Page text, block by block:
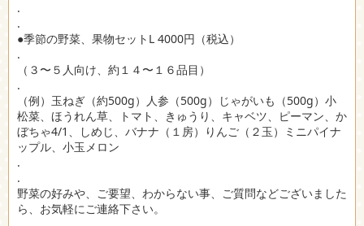
.
.
●季節の野菜、果物セットL 4000円（税込）
.
（３〜５人向け、約１４〜１６品目）
.
（例）玉ねぎ（約500g）人参（500g）じゃがいも（500g）小
松菜、ほうれん草、トマト、きゅうり、キャベツ、ピーマン、か
ぼちゃ4/1、しめじ、バナナ（１房）りんご（２玉）ミニパイナ
ップル、小玉メロン
.
.
野菜の好みや、ご要望、わからない事、ご質問などございました
ら、お気軽にご連絡下さい。